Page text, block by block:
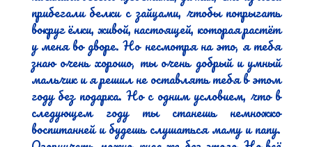
прибегали белки с зайцами, чтобы попрыгать
вокруг ёлки, живой, настоящей, которая растёт
у меня во дворе. Но несмотря на это, я тебя
знаю очень хорошо, ты очень добрый и умный
мальчик и я решил не оставлять тебя в этом
году без подарка. Но с одним условием, что в
следующем году ты станешь немножко
воспитанней и будешь слушаться маму и папу.